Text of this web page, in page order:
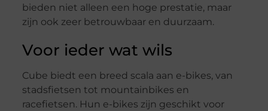
bieden niet alleen een hoge prestatie, maar
zijn ook zeer betrouwbaar en duurzaam.
Voor ieder wat wils
Cube biedt een breed scala aan e-bikes, van
stadsfietsen tot mountainbikes en
racefietsen. Hun e-bikes zijn geschikt voor